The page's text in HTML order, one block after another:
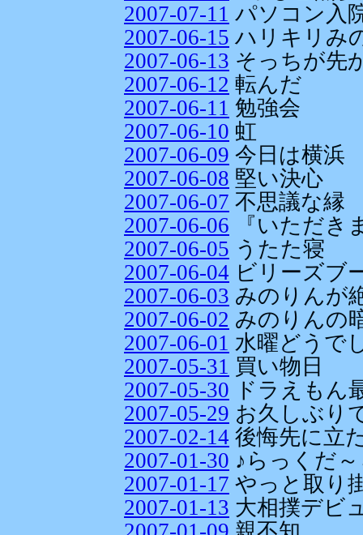
2007-07-11 パソコン入
2007-06-15 ハリキリみ
2007-06-13 そっちが先
2007-06-12 転んだ
2007-06-11 勉強会
2007-06-10 虹
2007-06-09 今日は横浜
2007-06-08 堅い決心
2007-06-07 不思議な縁
2007-06-06 『いただき
2007-06-05 うたた寝
2007-06-04 ビリーズブ
2007-06-03 みのりんが
2007-06-02 みのりんの
2007-06-01 水曜どうで
2007-05-31 買い物日
2007-05-30 ドラえもん
2007-05-29 お久しぶり
2007-02-14 後悔先に立
2007-01-30 ♪らっくだ
2007-01-17 やっと取り
2007-01-13 大相撲デビ